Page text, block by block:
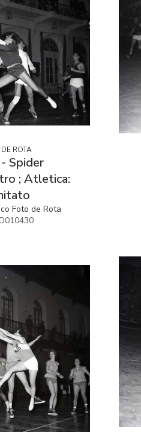
ROTA
- Spider
; Atletica:
Foto de Rota